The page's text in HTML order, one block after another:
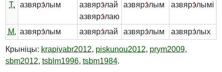
Т.
азвярэ́лым азвярэ́лай
азвярэ́лаю
азвярэ́лым азвярэ́лымі
М. азвярэ́лым азвярэ́лай азвярэ́лым азвярэ́лых
Крыніцы: krapivabr2012, piskunou2012, prym2009,
sbm2012, tsblm1996, tsbm1984.